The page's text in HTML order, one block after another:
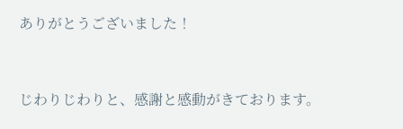
ありがとうございました！
じわりじわりと、感謝と感動がきております。